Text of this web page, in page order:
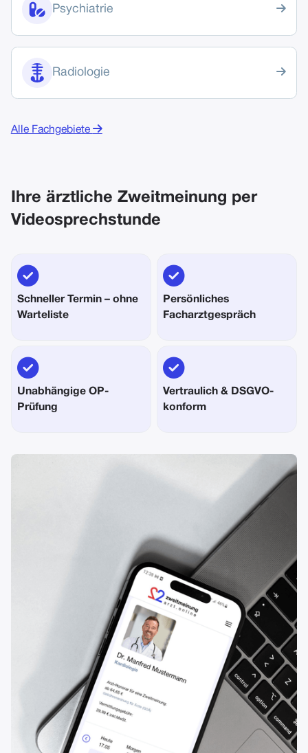
Psychiatrie 
Radiologie 
Alle Fachgebiete 
Ihre ärztliche Zweitmeinung per
Videosprechstunde

Persönliches
Facharztgespräch

Schneller Termin – ohne
Warteliste

Unabhängige OP-
Prüfung

Vertraulich & DSGVO-
konform